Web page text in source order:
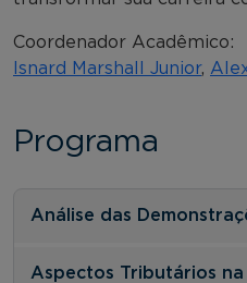
Coordenador Acadêmico:
Isnard Marshall Junior,
Programa
Análise das
Aspectos Tributários na